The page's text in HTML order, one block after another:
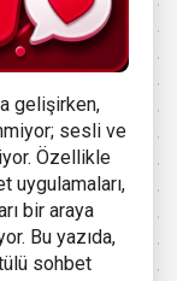
gelişirken,
sesli ve
Özellikle
uygulamaları,
bir araya
Bu yazıda,
sohbet